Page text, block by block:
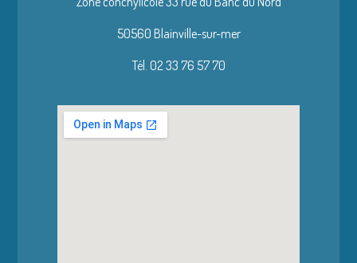
50560 Blainville-sur-mer
Tél. 02 33 76 57 70